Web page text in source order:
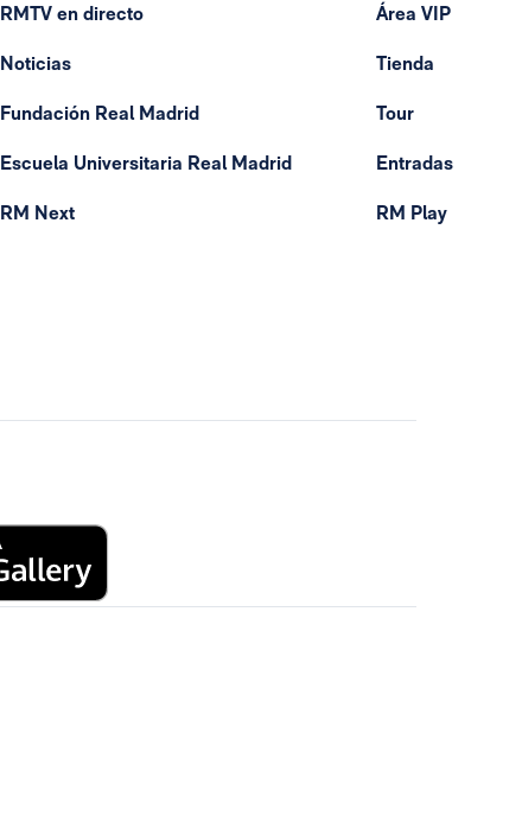
RMTV en directo
Noticias
Fundación Real Madrid
Escuela Universitaria Real Madrid
RM Next
Área VIP
Tienda
Tour
Entradas
RM Play